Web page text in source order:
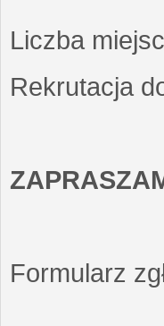
Liczba
Rekrutacja
Formularz